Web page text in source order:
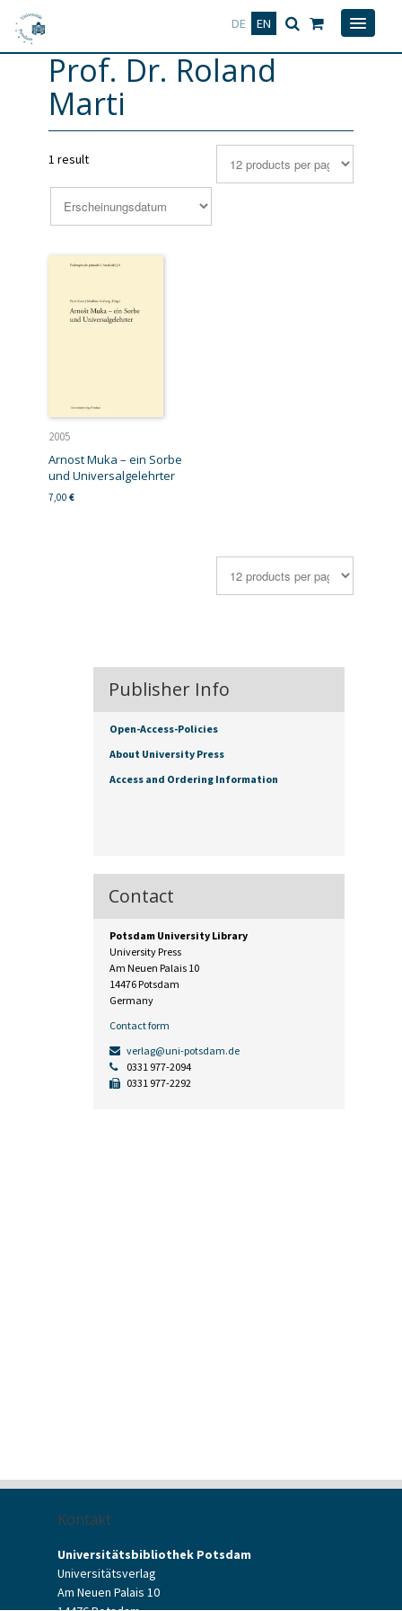
DE EN
Deutsch
Prof. Dr. Roland
Marti
1 result
2005
Arnost Muka – ein Sorbe
und Universalgelehrter
7,00 €
Publisher Info
Open-Access-Policies
About University Press
Access and Ordering Information
Contact
Potsdam University Library
University Press
Am Neuen Palais 10
14476 Potsdam
Germany
Contact form
verlag@uni-potsdam.de
0331 977-2094
0331 977-2292
Kontakt
Universitätsbibliothek Potsdam
Universitätsverlag
Am Neuen Palais 10